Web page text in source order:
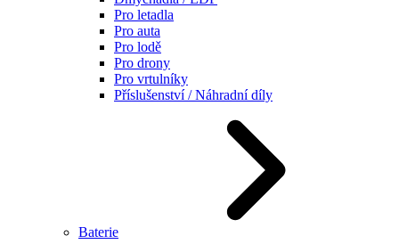
Pro letadla
Pro auta
Pro lodě
Pro drony
Pro vrtulníky
Příslušenství / Náhradní díly
Baterie